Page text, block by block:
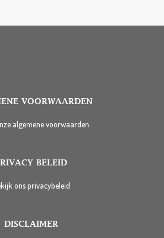
VOORWAARDEN
algemene voorwaarden
BELEID
ons privacybeleid
DISCLAIMER